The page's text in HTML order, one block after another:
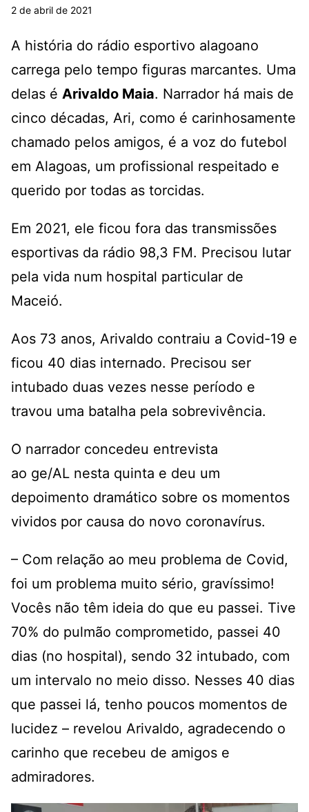
2 de abril de 2021
A história do rádio esportivo alagoano
carrega pelo tempo figuras marcantes. Uma
delas é Arivaldo Maia. Narrador há mais de
cinco décadas, Ari, como é carinhosamente
chamado pelos amigos, é a voz do futebol
em Alagoas, um profissional respeitado e
querido por todas as torcidas.
Em 2021, ele ficou fora das transmissões
esportivas da rádio 98,3 FM. Precisou lutar
pela vida num hospital particular de
Maceió.
Aos 73 anos, Arivaldo contraiu a Covid-19 e
ficou 40 dias internado. Precisou ser
intubado duas vezes nesse período e
travou uma batalha pela sobrevivência.
O narrador concedeu entrevista
ao ge/AL nesta quinta e deu um
depoimento dramático sobre os momentos
vividos por causa do novo coronavírus.
– Com relação ao meu problema de Covid,
foi um problema muito sério, gravíssimo!
Vocês não têm ideia do que eu passei. Tive
70% do pulmão comprometido, passei 40
dias (no hospital), sendo 32 intubado, com
um intervalo no meio disso. Nesses 40 dias
que passei lá, tenho poucos momentos de
lucidez – revelou Arivaldo, agradecendo o
carinho que recebeu de amigos e
admiradores.